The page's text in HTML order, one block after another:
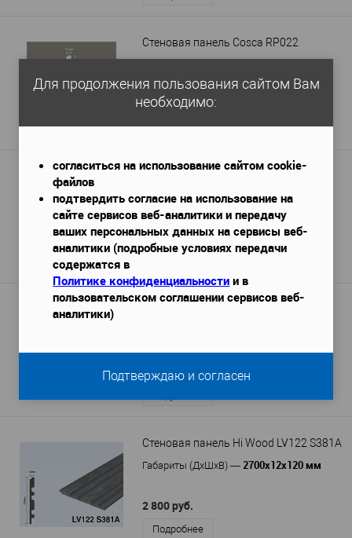
Стеновая панель Cosca RP022
2 370 руб./ шт
Подробнее
Габариты (ДхШхВ)—500х500х12 мм.
1 600 руб./ шт
Балка Полиуретановая Б4 2м, цвет:
6 200 руб.
Стеновая панель Hi Wood LV122 S381A
Габариты (ДхШхВ) — 2700x12x120 мм
2 800 руб.
Подробнее
Для продолжения пользования сайтом Вам
необходимо:
согласиться на использование сайтом cookie-
файлов
подтвердить согласие на использование на
сайте сервисов веб-аналитики и передачу
ваших персональных данных на сервисы веб-
аналитики (подробные условиях передачи
содержатся в
Политике конфиденциальности и в
пользовательском соглашении сервисов веб-
аналитики)
Подтверждаю и согласен